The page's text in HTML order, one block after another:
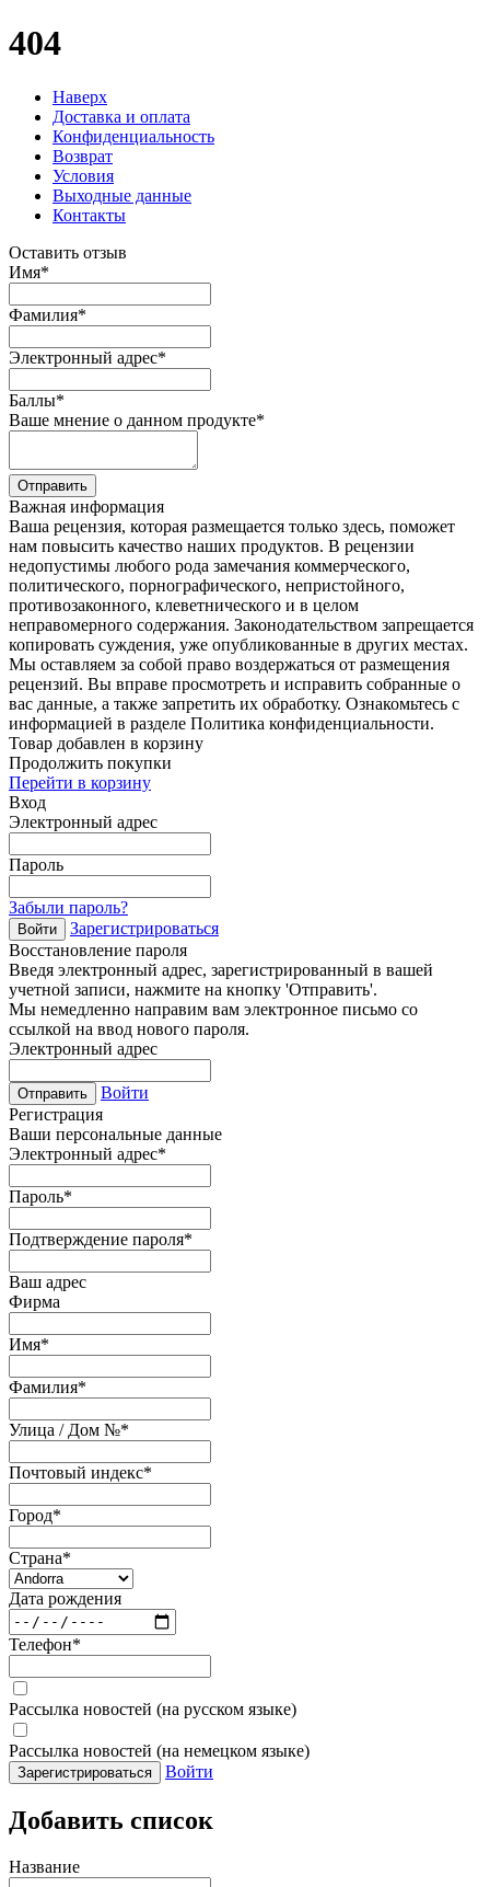
404
Наверх
Доставка и оплата
Конфиденциальность
Возврат
Условия
Выходные данные
Контакты
Оставить отзыв
Имя*
Фамилия*
Электронный адрес*
Баллы*
Ваше мнение о данном продукте*
Отправить
Важная информация
Ваша рецензия, которая размещается только здесь, поможет
нам повысить качество наших продуктов. В рецензии
недопустимы любого рода замечания коммерческого,
политического, порнографического, непристойного,
противозаконного, клеветнического и в целом
неправомерного содержания. Законодательством запрещается
копировать суждения, уже опубликованные в других местах.
Мы оставляем за собой право воздержаться от размещения
рецензий. Вы вправе просмотреть и исправить собранные о
вас данные, а также запретить их обработку. Ознакомьтесь с
информацией в разделе Политика конфиденциальности.
Товар добавлен в корзину
Продолжить покупки
Перейти в корзину
Вход
Электронный адрес
Пароль
Забыли пароль?
Войти
Зарегистрироваться
Восстановление пароля
Введя электронный адрес, зарегистрированный в вашей
учетной записи, нажмите на кнопку 'Отправить'.
Мы немедленно направим вам электронное письмо со
ссылкой на ввод нового пароля.
Электронный адрес
Отправить
Войти
Регистрация
Ваши персональные данные
Электронный адрес*
Пароль*
Подтверждение пароля*
Ваш адрес
Фирма
Имя*
Фамилия*
Улица / Дом №*
Почтовый индекс*
Город*
Страна*
Дата рождения
Телефон*
Рассылка новостей (на русском языке)
Рассылка новостей (на немецком языке)
Зарегистрироваться Войти
Добавить список
Название